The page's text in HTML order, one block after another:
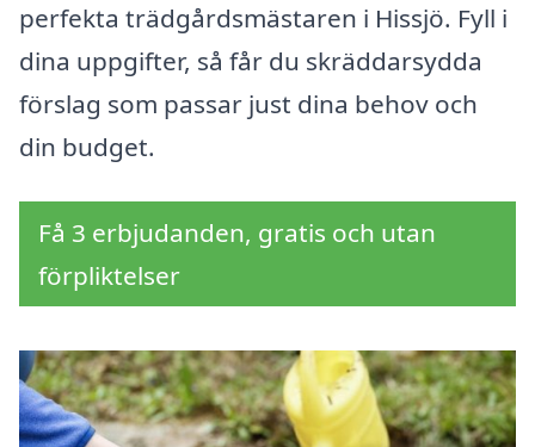
perfekta trädgårdsmästaren i Hissjö. Fyll i
dina uppgifter, så får du skräddarsydda
förslag som passar just dina behov och
din budget.
Få 3 erbjudanden, gratis och utan
förpliktelser